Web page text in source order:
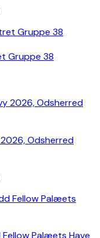
Gruppe 38
Odsherred
Palæets Have